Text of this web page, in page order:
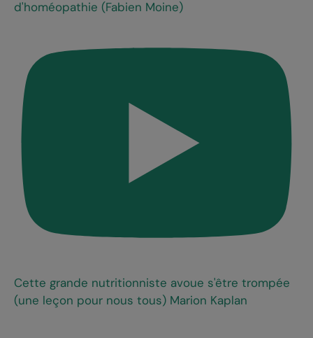
d'homéopathie (Fabien Moine)
Cette grande nutritionniste avoue s'être trompée
(une leçon pour nous tous) Marion Kaplan